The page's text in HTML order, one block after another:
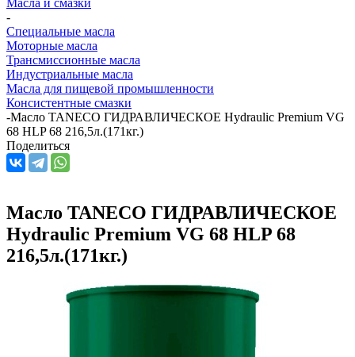
-
Специальные масла
Моторные масла
Трансмиссионные масла
Индустриальные масла
Масла для пищевой промышленности
Консистентные смазки
-Масло TANECO ГИДРАВЛИЧЕСКОЕ Hydraulic Premium VG
68 HLP 68 216,5л.(171кг.)
Поделиться
Масло TANECO ГИДРАВЛИЧЕСКОЕ
Hydraulic Premium VG 68 HLP 68
216,5л.(171кг.)